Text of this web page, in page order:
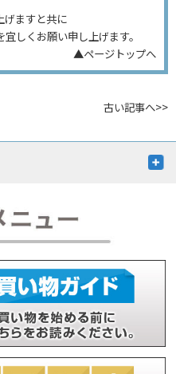
げますと共に
しくお願い申し上げます。
▲ページトップへ
古い記事へ>>